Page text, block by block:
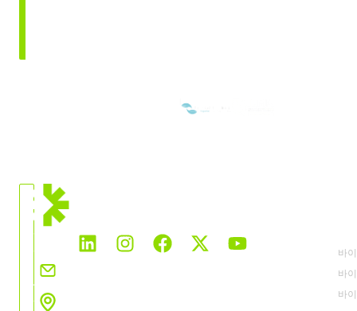
현
재
위
치
전
세
계
바
바
바